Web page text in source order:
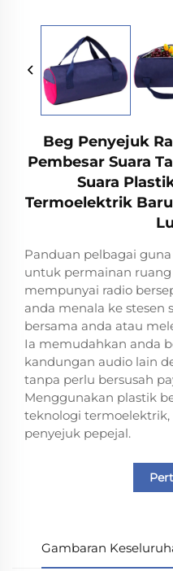
Beg Penyejuk
Pembesar Suara
Suara
Termoelektrik
Panduan pelbagai
untuk permainan
mempunyai radio
anda menala ke stesen
bersama anda atau
Ia memudahkan anda
kandungan audio lain
tanpa perlu bersusah
Menggunakan plastik
teknologi
penyejuk pepejal.
Gambaran